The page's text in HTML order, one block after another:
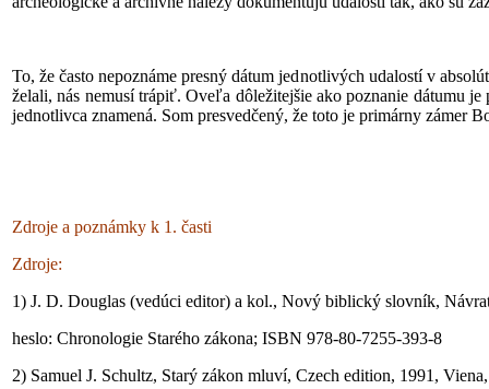
To, že často nepoznáme presný dátum jednotlivých udalostí v
želali, nás nemusí trápiť. Oveľa dôležitejšie ako poznanie dátumu
jednotlivca znamená. Som presvedčený, že toto je primárny zámer
Zdroje a poznámky k 1. časti
Zdroje:
1) J. D. Douglas (vedúci editor) a kol., Nový biblický slovník,
heslo: Chronologie Starého zákona; ISBN 978-80-7255-393-8
2) Samuel J. Schultz, Starý zákon mluví, Czech edition, 1991,